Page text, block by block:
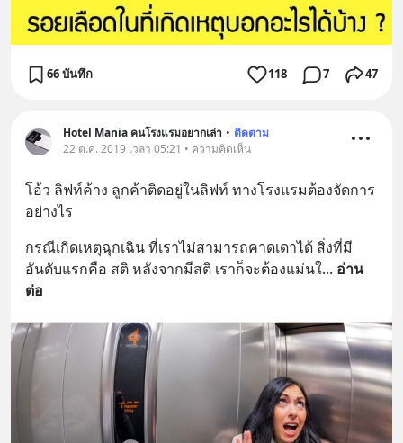
66 บันทึก 118 7 47
Hotel Mania คนโรงแรมอยากเล่า • ติดตาม
22 ต.ค. 2019 เวลา 05:21 • ความคิดเห็น
โอ้ว ลิฟท์ค้าง ลูกค้าติดอยู่ในลิฟท์ ทางโรงแรมต้องจัดการ
อย่างไร
กรณีเกิดเหตุฉุกเฉิน ที่เราไม่สามารถคาดเดาได้ สิ่งที่มี
อันดับแรกคือ สติ หลังจากมีสติ เราก็จะต้องแม่นใ... อ่าน
ต่อ